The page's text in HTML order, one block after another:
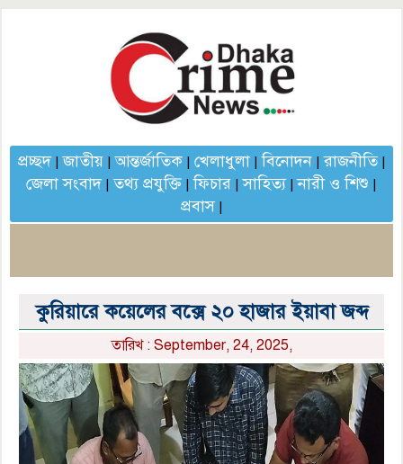
প্রচ্ছদ|জাতীয়|আন্তর্জাতিক| খেলাধুলা|বিনোদন|রাজনীতি|
জেলা সংবাদ|তথ্য প্রযুক্তি |ফিচার |সাহিত্য|নারী ও শিশু |
প্রবাস|
কুরিয়ারে কয়েলের বক্সে ২০ হাজার ইয়াবা জব্দ
তারিখ : September, 24, 2025,